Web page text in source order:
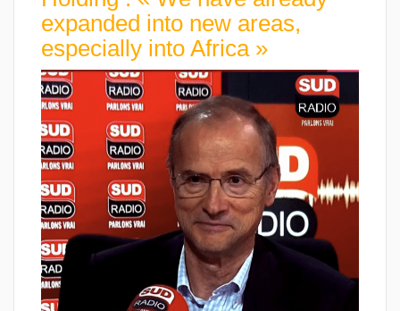
expanded into new areas,
especially into Africa »